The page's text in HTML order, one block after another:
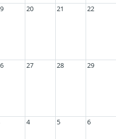
20 21 22
27 28 29
4 5 6